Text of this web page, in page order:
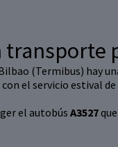
transporte
(Termibus) hay
el servicio estival
el autobúsA3527